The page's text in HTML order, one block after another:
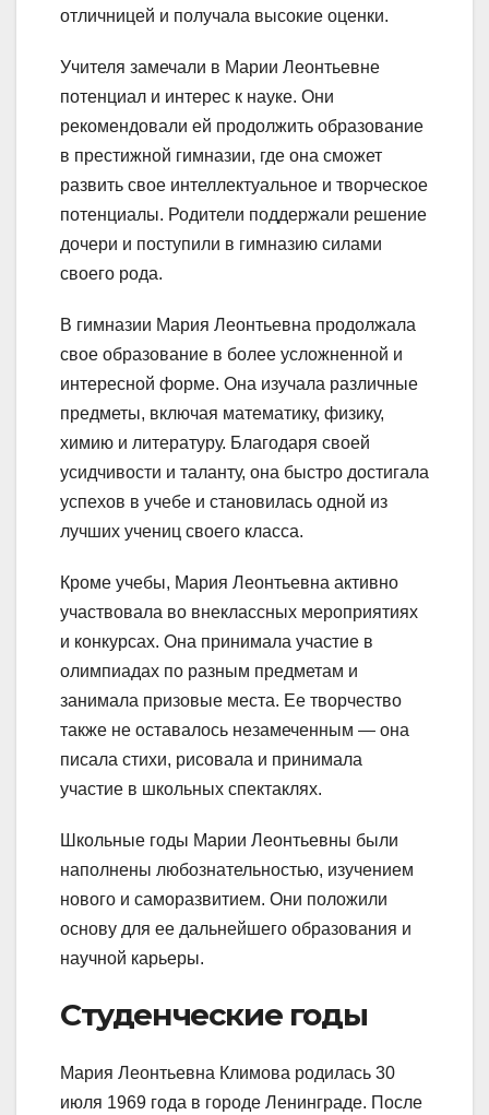
отличницей и получала высокие оценки.
Учителя замечали в Марии Леонтьевне
потенциал и интерес к науке. Они
рекомендовали ей продолжить образование
в престижной гимназии, где она сможет
развить свое интеллектуальное и творческое
потенциалы. Родители поддержали решение
дочери и поступили в гимназию силами
своего рода.
В гимназии Мария Леонтьевна продолжала
свое образование в более усложненной и
интересной форме. Она изучала различные
предметы, включая математику, физику,
химию и литературу. Благодаря своей
усидчивости и таланту, она быстро достигала
успехов в учебе и становилась одной из
лучших учениц своего класса.
Кроме учебы, Мария Леонтьевна активно
участвовала во внеклассных мероприятиях
и конкурсах. Она принимала участие в
олимпиадах по разным предметам и
занимала призовые места. Ее творчество
также не оставалось незамеченным — она
писала стихи, рисовала и принимала
участие в школьных спектаклях.
Школьные годы Марии Леонтьевны были
наполнены любознательностью, изучением
нового и саморазвитием. Они положили
основу для ее дальнейшего образования и
научной карьеры.
Студенческие годы
Мария Леонтьевна Климова родилась 30
июля 1969 года в городе Ленинграде. После